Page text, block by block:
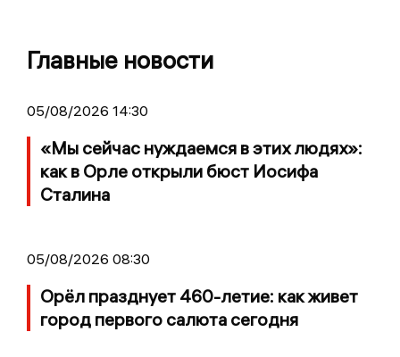
Главные новости
05/08/2026 14:30
«Мы сейчас нуждаемся в этих людях»:
как в Орле открыли бюст Иосифа
Сталина
05/08/2026 08:30
Орёл празднует 460-летие: как живет
город первого салюта сегодня